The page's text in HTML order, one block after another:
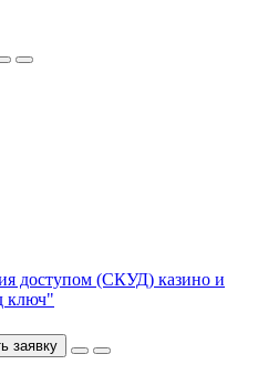
доступом (СКУД) казино и
ключ"
заявку